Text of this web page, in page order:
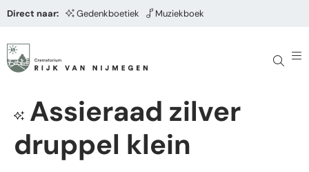
Direct naar: Gedenkboetiek Muziekboek
Assieraad zilver
druppel klein